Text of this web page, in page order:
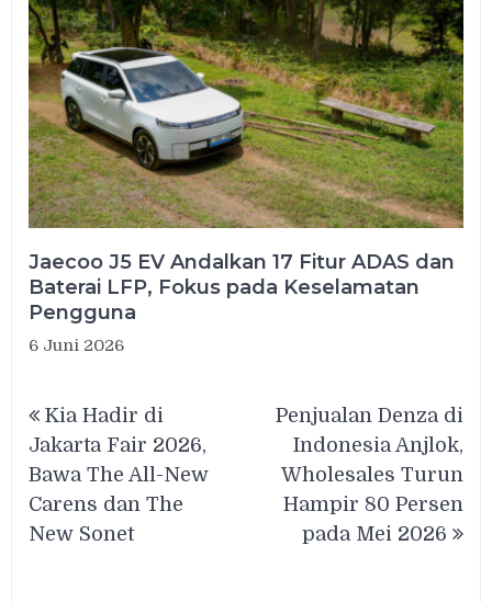
Jaecoo J5 EV Andalkan 17 Fitur ADAS dan
Baterai LFP, Fokus pada Keselamatan
Pengguna
6 Juni 2026
pos
Kia Hadir di
Jakarta Fair 2026,
Bawa The All-New
Carens dan The
New Sonet
Penjualan Denza di
Indonesia Anjlok,
Wholesales Turun
Hampir 80 Persen
pada Mei 2026